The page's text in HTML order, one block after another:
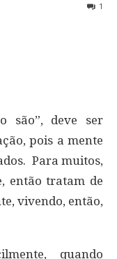
1
são”, deve ser
pois a mente
Para muitos,
então tratam de
vivendo, então,
quando